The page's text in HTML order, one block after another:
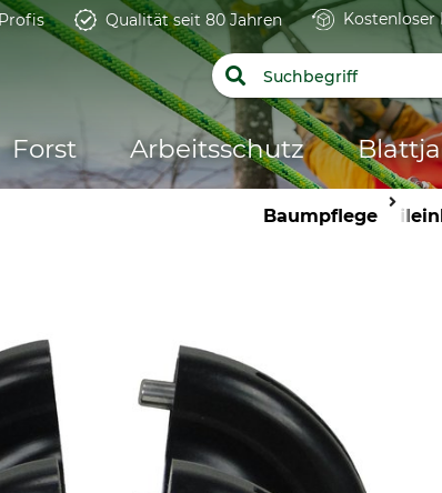
Qualität seit 80 Jahren Kostenloser
Forst Arbeitsschutz
Baumpflege